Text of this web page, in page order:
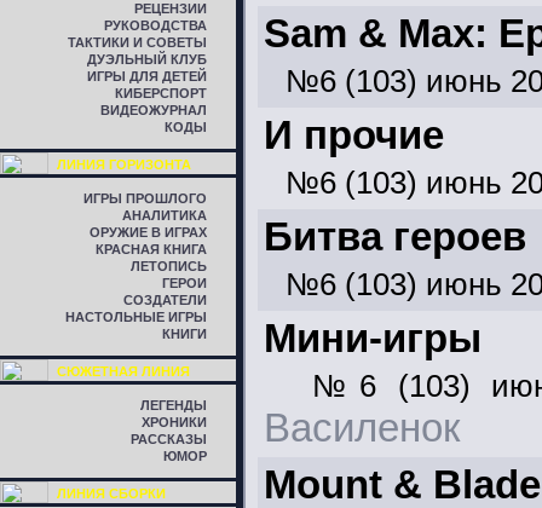
РЕЦЕНЗИИ
РУКОВОДСТВА
ТАКТИКИ И СОВЕТЫ
ДУЭЛЬНЫЙ КЛУБ
ИГРЫ ДЛЯ ДЕТЕЙ
КИБЕРСПОРТ
ВИДЕОЖУРНАЛ
КОДЫ
ЛИНИЯ ГОРИЗОНТА
ИГРЫ ПРОШЛОГО
АНАЛИТИКА
ОРУЖИЕ В ИГРАХ
КРАСНАЯ КНИГА
ЛЕТОПИСЬ
ГЕРОИ
СОЗДАТЕЛИ
НАСТОЛЬНЫЕ ИГРЫ
КНИГИ
СЮЖЕТНАЯ ЛИНИЯ
ЛЕГЕНДЫ
ХРОНИКИ
РАССКАЗЫ
ЮМОР
ЛИНИЯ СБОРКИ
Sam & Max:
№6 (103) июнь
И прочие
№6 (103) июнь
Битва героев
№6 (103) июнь
Мини-игры
№6 (103)
Василенок
Mount &